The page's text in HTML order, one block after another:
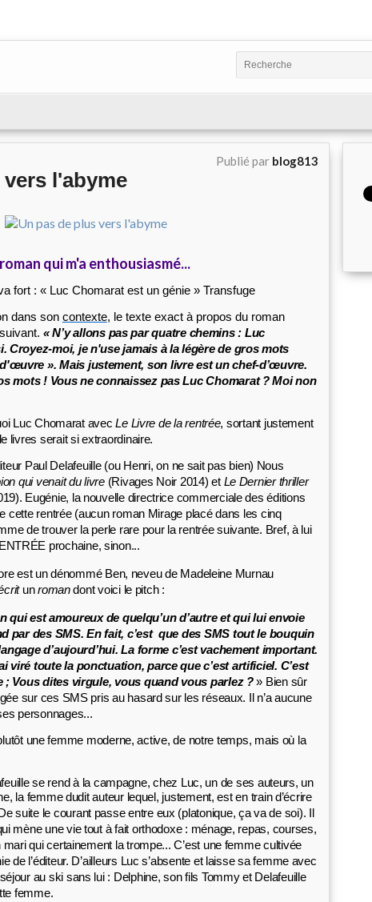
Publié par blog813
l'abyme
qui m'a enthousiasmé...
fort : « Luc Chomarat est un génie » Transfuge
dans son contexte, le texte exact à propos du roman
« N’y allons pas par quatre chemins : Luc
Croyez-moi, je n'use jamais à la légère de gros mots
». Mais justement, son livre est un chef-d’œuvre.
mots ! Vous ne connaissez pas Luc Chomarat ? Moi non
Luc Chomarat avec Le Livre de la rentrée, sortant justement
livres serait si extraordinaire.
Paul Delafeuille (ou Henri, on ne sait pas bien) Nous
qui venait du livre (Rivages Noir 2014) et Le Dernier thriller
Eugénie, la nouvelle directrice commerciale des éditions
cette rentrée (aucun roman Mirage placé dans les cinq
de trouver la perle rare pour la rentrée suivante. Bref, à lui
prochaine, sinon...
est un dénommé Ben, neveu de Madeleine Murnau
unromandont voici le pitch :
qui est amoureux de quelqu’un d’autre et qui lui envoie
par des SMS. En fait, c’est que des SMS tout le bouquin
d’aujourd’hui. La forme c’est vachement important.
viré toute la ponctuation, parce que c’est artificiel. C’est
Vous dites virgule, vous quand vous parlez ?» Bien sûr
sur ces SMS pris au hasard sur les réseaux. Il n’a aucune
personnages...
une femme moderne, active, de notre temps, mais où la
se rend à la campagne, chez Luc, un de ses auteurs, un
la femme dudit auteur lequel, justement, est en train d’écrire
suite le courant passe entre eux (platonique, ça va de soi). Il
mène une vie tout à fait orthodoxe : ménage, repas, courses,
qui certainement la trompe... C’est une femme cultivée
de l’éditeur. D’ailleurs Luc s’absente et laisse sa femme avec
au ski sans lui : Delphine, son fils Tommy et Delafeuille
femme.